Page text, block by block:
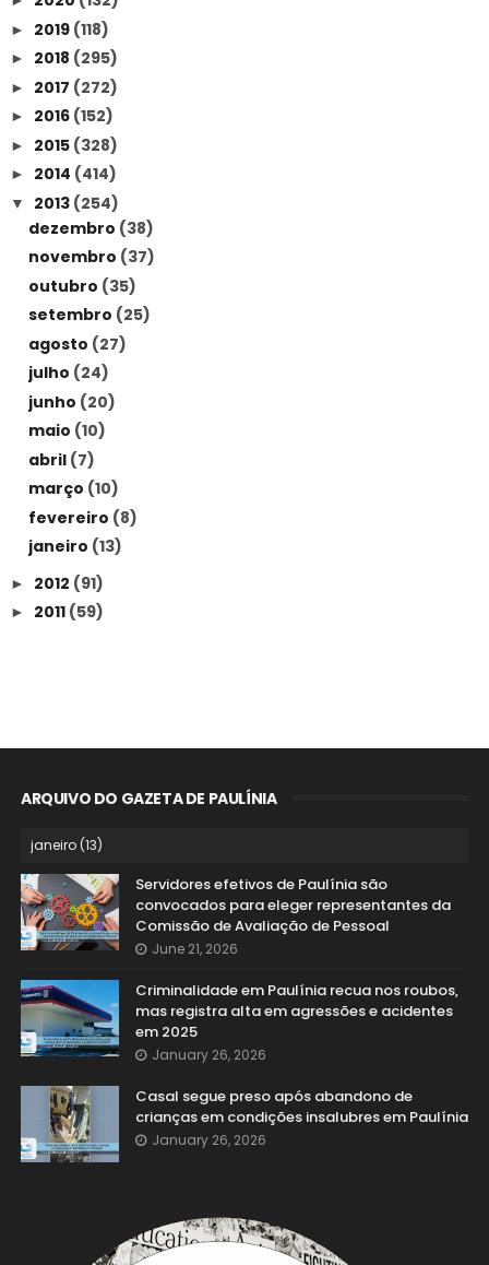
► 2019 (118)
► 2018 (295)
► 2017 (272)
► 2016 (152)
► 2015 (328)
► 2014 (414)
▼ 2013 (254)
dezembro (38)
novembro (37)
outubro (35)
setembro (25)
agosto (27)
julho (24)
junho (20)
maio (10)
abril (7)
março (10)
fevereiro (8)
janeiro (13)
► 2012 (91)
► 2011 (59)
ARQUIVO DO GAZETA DE PAULÍNIA
Servidores efetivos de Paulínia são
convocados para eleger representantes da
Comissão de Avaliação de Pessoal
June 21, 2026
Criminalidade em Paulínia recua nos roubos,
mas registra alta em agressões e acidentes
em 2025
January 26, 2026
Casal segue preso após abandono de
crianças em condições insalubres em Paulínia
January 26, 2026